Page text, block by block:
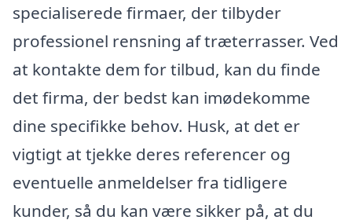
specialiserede firmaer, der tilbyder
professionel rensning af træterrasser. Ved
at kontakte dem for tilbud, kan du finde
det firma, der bedst kan imødekomme
dine specifikke behov. Husk, at det er
vigtigt at tjekke deres referencer og
eventuelle anmeldelser fra tidligere
kunder, så du kan være sikker på, at du